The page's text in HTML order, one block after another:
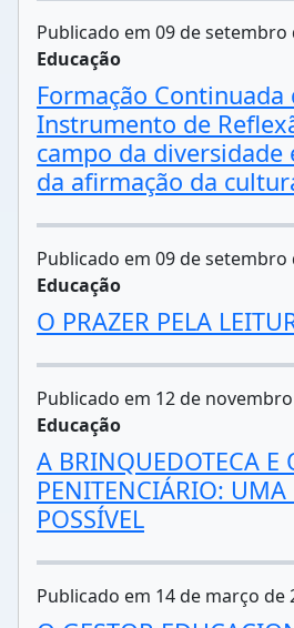
Publicado em 09 de setembro
Educação
Formação Continuada
Instrumento de
campo da diversidade
da afirmação da
Publicado em 09 de setembro
Educação
O PRAZER PELA
Publicado em 12 de
Educação
A BRINQUEDOTECA E
PENITENCIÁRIO: UMA
POSSÍVEL
Publicado em 14 de março de